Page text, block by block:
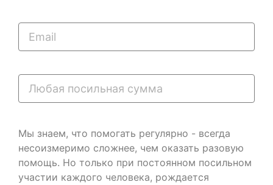
Мы знаем, что помогать регулярно - всегда
несоизмеримо сложнее, чем оказать разовую
помощь. Но только при постоянном посильном
участии каждого человека, рождается